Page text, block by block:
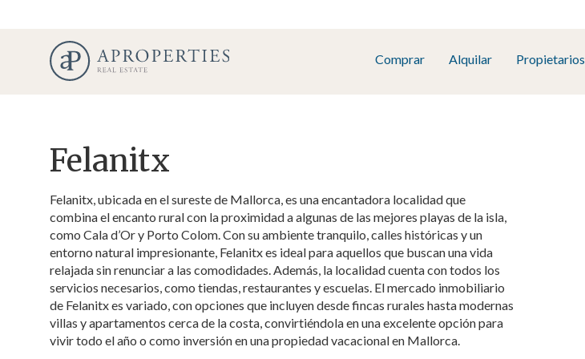
Comprar Alquilar Propietarios
Felanitx
Felanitx, ubicada en el sureste de Mallorca, es una encantadora localidad que
combina el encanto rural con la proximidad a algunas de las mejores playas de la isla,
como Cala d’Or y Porto Colom. Con su ambiente tranquilo, calles históricas y un
entorno natural impresionante, Felanitx es ideal para aquellos que buscan una vida
relajada sin renunciar a las comodidades. Además, la localidad cuenta con todos los
servicios necesarios, como tiendas, restaurantes y escuelas. El mercado inmobiliario
de Felanitx es variado, con opciones que incluyen desde fincas rurales hasta modernas
villas y apartamentos cerca de la costa, convirtiéndola en una excelente opción para
vivir todo el año o como inversión en una propiedad vacacional en Mallorca.